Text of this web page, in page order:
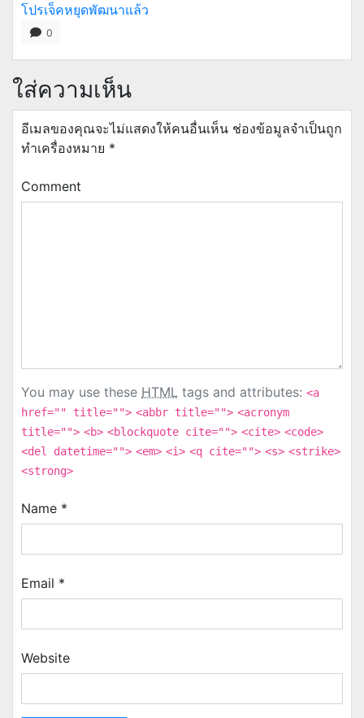
โปรเจ็คหยุดพัฒนาแล้ว
0
ใส่ความเห็น
อีเมลของคุณจะไม่แสดงให้คนอื่นเห็น ช่องข้อมูลจำเป็นถูก
ทำเครื่องหมาย *
Comment
You may use these HTML tags and attributes: <a
href="" title=""> <abbr title=""> <acronym
title=""> <b> <blockquote cite=""> <cite> <code>
<del datetime=""> <em> <i> <q cite=""> <s> <strike>
<strong>
Name *
Email *
Website